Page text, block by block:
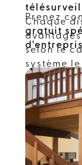
Chaque
selon le
système
de ses
mieux est
d’un
de notre
trouvant
Prenez
gratuit